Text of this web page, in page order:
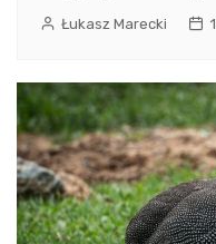
Łukasz Marecki